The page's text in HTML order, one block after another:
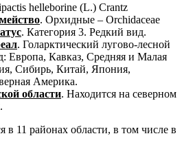
helleborine (L.) Crantz
. Орхидные – Orchidaceae
. Категория 3. Редкий вид.
. Голарктический лугово-лесной
Европа, Кавказ, Средняя и Малая
Сибирь, Китай, Япония,
Америка.
области. Находится на северном
в 11 районах области, в том числе в